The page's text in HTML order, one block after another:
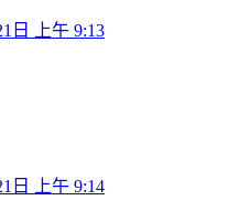
日 上午 9:13
日 上午 9:14